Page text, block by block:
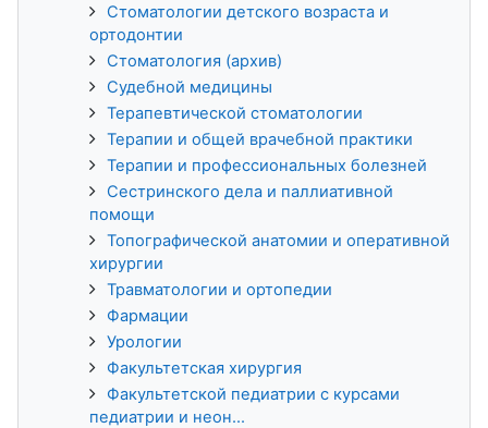
Стоматологии детского возраста и
ортодонтии
Стоматология (архив)
Судебной медицины
Терапевтической стоматологии
Терапии и общей врачебной практики
Терапии и профессиональных болезней
Сестринского дела и паллиативной
помощи
Топографической анатомии и оперативной
хирургии
Травматологии и ортопедии
Фармации
Урологии
Факультетская хирургия
Факультетской педиатрии с курсами
педиатрии и неон...